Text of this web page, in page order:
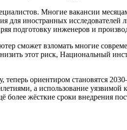
Многие вакансии
иностранных исследователей
подготовку инженеров и
сможет взломать многие
этот риск, Национальный
ориентиром становятся
а использование уязвимой
более жёсткие сроки внедрения